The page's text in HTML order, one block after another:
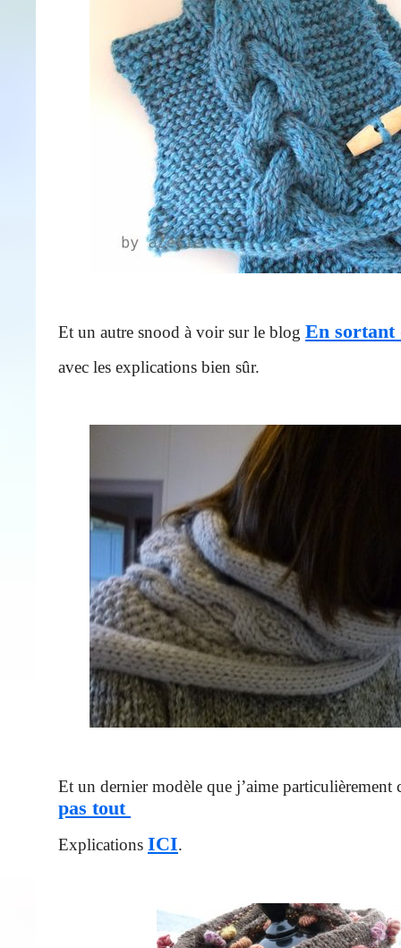
Et un autre snood à voir sur le blog En sortant
avec les explications bien sûr.
Et un dernier modèle que j’aime particulièrement
pas tout
Explications ICI.